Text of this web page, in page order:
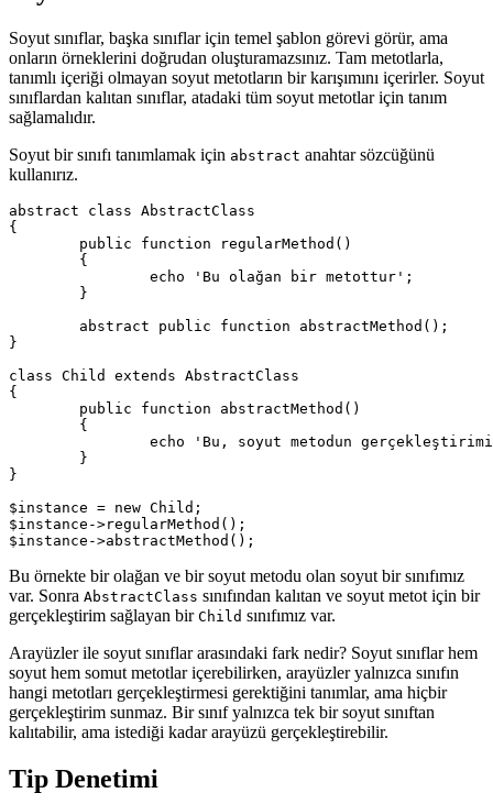
Soyut sınıflar, başka sınıflar için temel şablon görevi görür, ama
onların örneklerini doğrudan oluşturamazsınız. Tam metotlarla,
tanımlı içeriği olmayan soyut metotların bir karışımını içerirler. Soyut
sınıflardan kalıtan sınıflar, atadaki tüm soyut metotlar için tanım
sağlamalıdır.
Soyut bir sınıfı tanımlamak için abstract anahtar sözcüğünü
kullanırız.
abstract class AbstractClass
{
}
class Child extends AbstractClass
{
}
$instance = new Child;
$instance->regularMethod();
Bu örnekte bir olağan ve bir soyut metodu olan soyut bir sınıfımız
var. Sonra AbstractClass sınıfından kalıtan ve soyut metot için bir
gerçekleştirim sağlayan bir Child sınıfımız var.
Arayüzler ile soyut sınıflar arasındaki fark nedir? Soyut sınıflar hem
soyut hem somut metotlar içerebilirken, arayüzler yalnızca sınıfın
hangi metotları gerçekleştirmesi gerektiğini tanımlar, ama hiçbir
gerçekleştirim sunmaz. Bir sınıf yalnızca tek bir soyut sınıftan
kalıtabilir, ama istediği kadar arayüzü gerçekleştirebilir.
Tip Denetimi